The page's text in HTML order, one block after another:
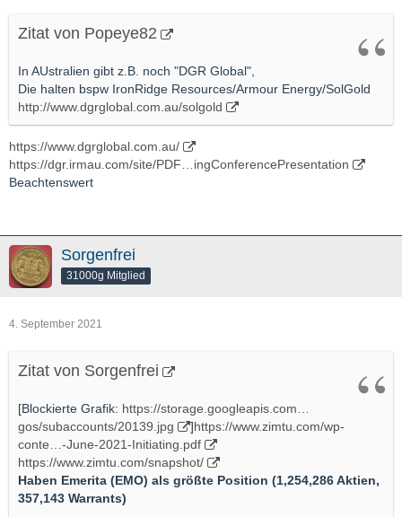
Zitat von Popeye82
In AUstralien gibt z.B. noch "DGR Global",
Die halten bspw IronRidge Resources/Armour Energy/SolGold
http://www.dgrglobal.com.au/solgold
https://www.dgrglobal.com.au/
https://dgr.irmau.com/site/PDF…ingConferencePresentation
Beachtenswert
Sorgenfrei
31000g Mitglied
4. September 2021
Zitat von Sorgenfrei
[Blockierte Grafik: https://storage.googleapis.com…
gos/subaccounts/20139.jpg
]https://www.zimtu.com/wp-
conte…-June-2021-Initiating.pdf
https://www.zimtu.com/snapshot/
Haben Emerita (EMO) als größte Position (1,254,286 Aktien,
357,143 Warrants)